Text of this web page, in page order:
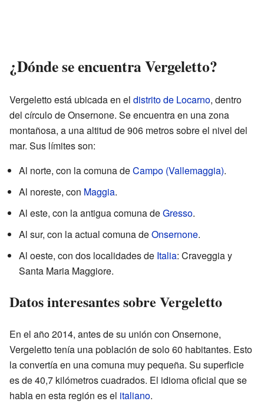
¿Dónde se encuentra Vergeletto?
Vergeletto está ubicada en el distrito de Locarno, dentro
del círculo de Onsernone. Se encuentra en una zona
montañosa, a una altitud de 906 metros sobre el nivel del
mar. Sus límites son:
Al norte, con la comuna deCampo (Vallemaggia).
Al noreste, con Maggia.
Al este, con la antigua comuna deGresso.
Al sur, con la actual comuna deOnsernone.
Al oeste, con dos localidades de Italia: Craveggia y
Santa Maria Maggiore.
Datos interesantes sobre Vergeletto
En el año 2014, antes de su unión con Onsernone,
Vergeletto tenía una población de solo 60 habitantes. Esto
la convertía en una comuna muy pequeña. Su superficie
es de 40,7 kilómetros cuadrados. El idioma oficial que se
habla en esta región es el italiano.